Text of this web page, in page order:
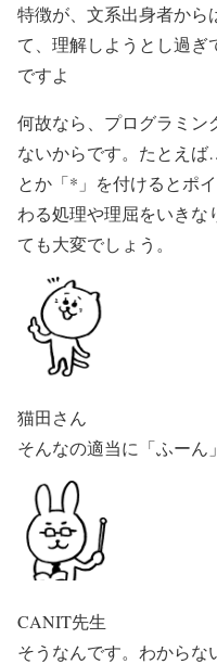
特徴が、文系出身者から
て、理解しようとし過ぎ
ですよ
何故なら、プログラミン
ないからです。たとえ
とか「*」を付けるとポ
わる処理や理屈をいきな
ても大変でしょう。
猫田さん
そんなの適当に「ふーん
CANIT先生
そうなんです。わからな